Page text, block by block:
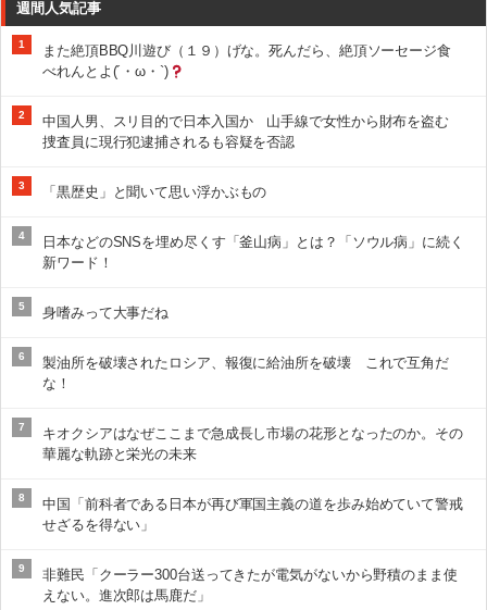
週間人気記事
1
また絶頂BBQ川遊び（１９）げな。死んだら、絶頂ソーセージ食
べれんとよ(´・ω・`)
2
中国人男、スリ目的で日本入国か 山手線で女性から財布を盗む
捜査員に現行犯逮捕されるも容疑を否認
3 「黒歴史」と聞いて思い浮かぶもの
4
日本などのSNSを埋め尽くす「釜山病」とは？「ソウル病」に続く
新ワード！
5 身嗜みって大事だね
6
製油所を破壊されたロシア、報復に給油所を破壊 これで互角だ
な！
7
キオクシアはなぜここまで急成長し市場の花形となったのか。その
華麗な軌跡と栄光の未来
8
中国「前科者である日本が再び軍国主義の道を歩み始めていて警戒
せざるを得ない」
9
非難民「クーラー300台送ってきたが電気がないから野積のまま使
えない。進次郎は馬鹿だ」